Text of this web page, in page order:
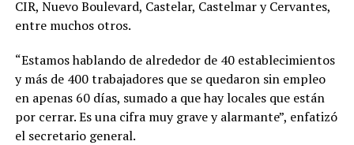
CIR, Nuevo Boulevard, Castelar, Castelmar y Cervantes,
entre muchos otros.
“Estamos hablando de alrededor de 40 establecimientos
y más de 400 trabajadores que se quedaron sin empleo
en apenas 60 días, sumado a que hay locales que están
por cerrar. Es una cifra muy grave y alarmante”, enfatizó
el secretario general.